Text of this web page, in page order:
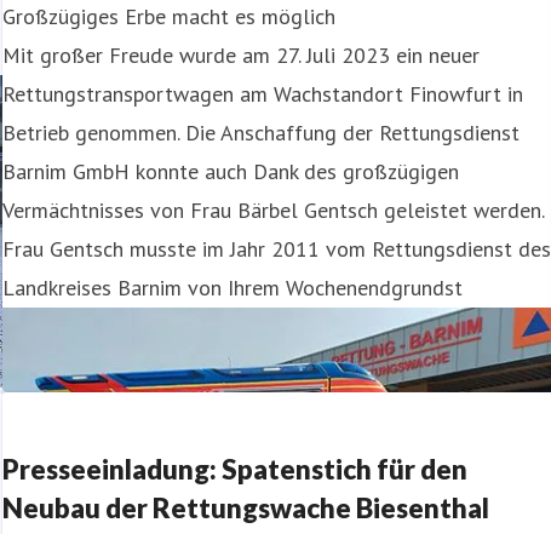
Großzügiges Erbe macht es möglich
Mit großer Freude wurde am 27. Juli 2023 ein neuer
Rettungstransportwagen am Wachstandort Finowfurt in
Betrieb genommen. Die Anschaffung der Rettungsdienst
Barnim GmbH konnte auch Dank des großzügigen
Vermächtnisses von Frau Bärbel Gentsch geleistet werden.
Frau Gentsch musste im Jahr 2011 vom Rettungsdienst des
Landkreises Barnim von Ihrem Wochenendgrundst
Presseeinladung: Spatenstich für den
Neubau der Rettungswache Biesenthal